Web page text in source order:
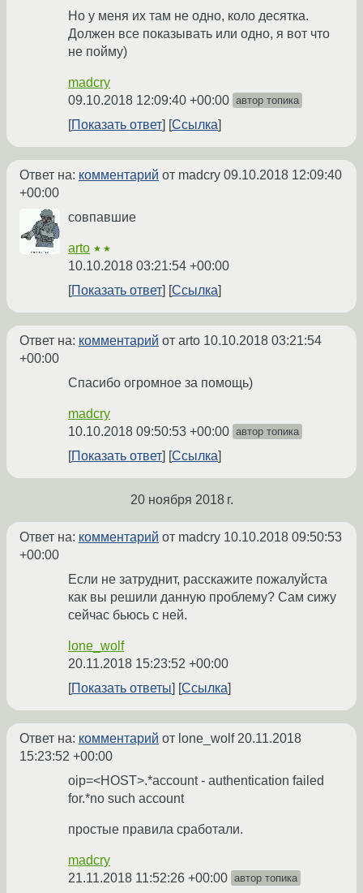
Но у меня их там не одно, коло десятка.
Должен все показывать или одно, я вот что
не пойму)
madcry
09.10.2018 12:09:40 +00:00 автор топика
Показать ответ Ссылка
Ответ на: комментарий от madcry 09.10.2018 12:09:40
+00:00
совпавшие
arto ★★
10.10.2018 03:21:54 +00:00
Показать ответ
Ссылка
Ответ на: комментарий от arto 10.10.2018 03:21:54
+00:00
Спасибо огромное за помощь)
madcry
10.10.2018 09:50:53 +00:00 автор топика
Показать ответ Ссылка
20 ноября 2018 г.
Ответ на: комментарий от madcry 10.10.2018 09:50:53
+00:00
Если не затруднит, расскажите пожалуйста
как вы решили данную проблему? Сам сижу
сейчас бьюсь с ней.
lone_wolf
20.11.2018 15:23:52 +00:00
Показать ответы
Ссылка
Ответ на: комментарий от lone_wolf20.11.2018
15:23:52 +00:00
oip=<HOST>.*account - authentication failed
for.*no such account
простые правила сработали.
madcry
21.11.2018 11:52:26 +00:00 автор топика